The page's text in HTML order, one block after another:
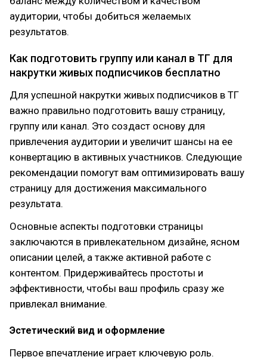
аудитории, чтобы добиться желаемых
результатов.
Как подготовить группу или канал в ТГ для
накрутки живых подписчиков бесплатно
Для успешной накрутки живых подписчиков в ТГ
важно правильно подготовить вашу страницу,
группу или канал. Это создаст основу для
привлечения аудитории и увеличит шансы на ее
конвертацию в активных участников. Следующие
рекомендации помогут вам оптимизировать вашу
страницу для достижения максимального
результата.
Основные аспекты подготовки страницы
заключаются в привлекательном дизайне, ясном
описании целей, а также активной работе с
контентом. Придерживайтесь простоты и
эффективности, чтобы ваш профиль сразу же
привлекал внимание.
Эстетический вид и оформление
Первое впечатление играет ключевую роль.